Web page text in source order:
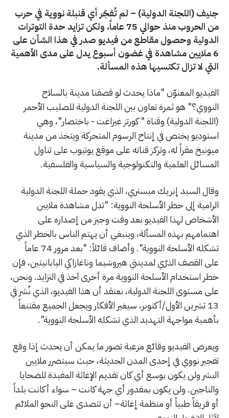
جنيف (اللجنة الدولية) – لم تُفجّر أي قنبلة نووية في حرب
من الحروب منذ حوالي 75 عاماً، ولكن تزايد حدة التوترات
الدولية وحصول مقاطع من فيديو صدر في هذا الشأن على
6 ملايين مشاهدة في غضون أسبوع يدل على مدى الأهمية
التي لا تزال تكتسيها هذه المسألة.
الفيديو المعنوّن "ماذا يحدث لو قصفنا مدينة بالسلاح
النووي؟" هو ثمرة تعاون بين اللجنة الدولية للصليب الأحمر
(اللجنة الدولية) وقناة " كورتز غيزاغت - باختصار"، وهي
استوديو يختص في إنتاج الرسوم المتحركة ويتخذ من مدينة
ميونيخ مقراً له، وتركز قناته على موقع يوتيوب على تناول
المسائل العلمية والتكنولوجية والسياسية والفلسفية.
وقال السيد إنريك ميستري، الذي يقود حملة اللجنة الدولية
الرامية إلى حظر الأسلحة النووية: "تدل مشاهدة ملايين
الأشخاص لهذا الفيديو بعد وقت وجيز من إصداره على
اهتمامهم بهذه المسألة، وينبغي أن يهتم الناس بالخطر الذي
تشكله الأسلحة النووية". وأضاف قائلاً: "بعد مرور 74 عاماً
على القصف الذرّي لمدينتي هيروشيما وناغازاكي اليابانيتين، فإن
خطر استخدام الأسلحة النووية مرة أخرى آخذ في التزايد. ونحن،
على مستوى اللجنة الدولية، نعتقد أن هذا الفيديو، الذي نُشر في
13 تشرين الأول/أكتوبر، سيغير الأفكار ويجعل الجميع مقتنعاً
بأهمية مواجهة التهديد الذي تشكله الأسلحة النووية".
ويعرض الفيديو وقائع مرعبة تصور ما يمكن أن يحدث إذا وقع
تفجير نووي في إحدى المدن الحديثة، حيث سيتضرر ملايين
البشر ولن يكون بوسع أي كان تقديم الإغاثة المفيدة للضحايا
والناجين. ولن يكون بمقدور أي جهة كانت – سواء أكانت بلداً
أو فريقاً طبياً أو منظمة إغاثة– أن تتصدى على النحو الملائم